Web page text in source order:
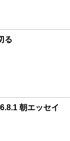
る
朝エッセイ